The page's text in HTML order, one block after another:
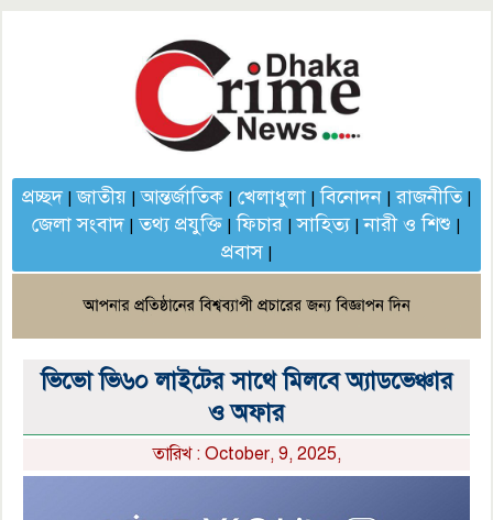
প্রচ্ছদ|জাতীয়|আন্তর্জাতিক| খেলাধুলা|বিনোদন|রাজনীতি|
জেলা সংবাদ|তথ্য প্রযুক্তি |ফিচার |সাহিত্য|নারী ও শিশু |
প্রবাস|
ভিভো ভি৬০ লাইটের সাথে মিলবে অ্যাডভেঞ্চার
ও অফার
তারিখ : October, 9, 2025,